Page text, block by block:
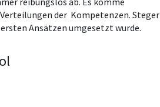
der Kompetenzen. Steger
Ansätzen umgesetzt wurde.